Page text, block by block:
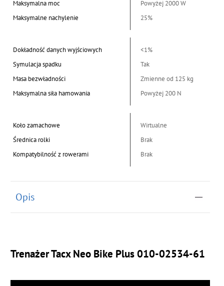
Maksymalna moc
Powyżej 2000 W
Maksymalne nachylenie
25%
Dokładność danych wyjściowych
<1%
Symulacja spadku
Tak
Masa bezwładności
Zmienne od 125 kg
Maksymalna siła hamowania
Powyżej 200 N
Koło zamachowe
Wirtualne
Średnica rolki
Brak
Kompatybilność z rowerami
Brak
Opis
Trenażer Tacx Neo Bike Plus 010-02534-61